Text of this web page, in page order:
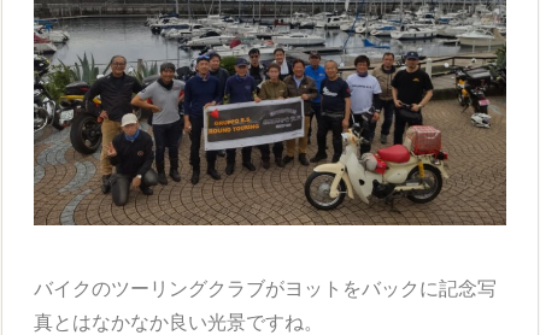
バイクのツーリングクラブがヨットをバックに記念写
真とはなかなか良い光景ですね。